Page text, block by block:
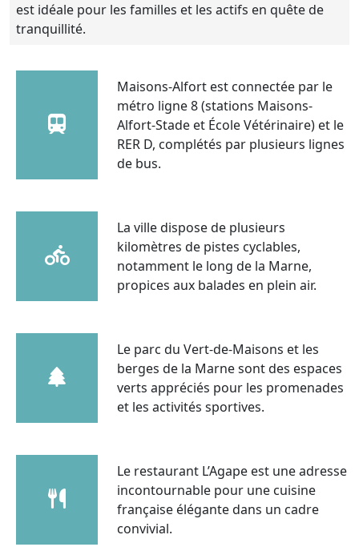
est idéale pour les familles et les actifs en quête de
tranquillité.
Maisons-Alfort est connectée par le
métro ligne 8 (stations Maisons-
Alfort-Stade et École Vétérinaire) et le
RER D, complétés par plusieurs lignes
de bus.
La ville dispose de plusieurs
kilomètres de pistes cyclables,
notamment le long de la Marne,
propices aux balades en plein air.
Le parc du Vert-de-Maisons et les
berges de la Marne sont des espaces
verts appréciés pour les promenades
et les activités sportives.
Le restaurant L’Agape est une adresse
incontournable pour une cuisine
française élégante dans un cadre
convivial.